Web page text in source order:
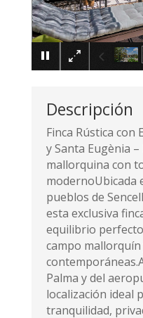
Descripción
Finca Rústica con
y Santa Eugènia
mallorquina con
modernoUbicada
pueblos de
esta exclusiva
equilibrio
campo mallorquín
Palma y del
localización ideal
tranquilidad,